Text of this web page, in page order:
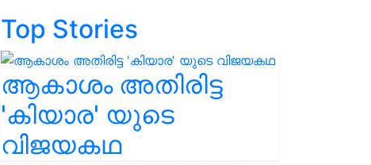
Top Stories
ആകാശം അതിരിട്ട
'കിയാര' യുടെ
വിജയകഥ